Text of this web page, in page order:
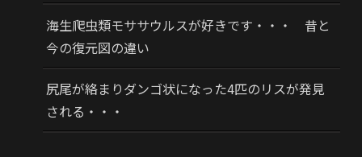
海生爬虫類モササウルスが好きです・・・ 昔と
今の復元図の違い
尻尾が絡まりダンゴ状になった4匹のリスが発見
される・・・